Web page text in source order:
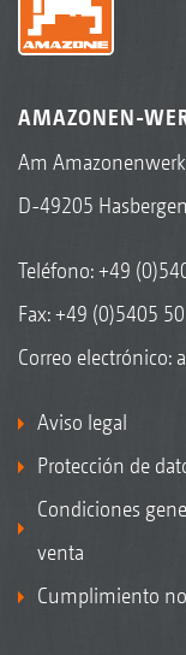
AMAZONEN-
Am
D-49205
Teléfono:+49
Fax: +49 (0)5405
Correo electrónico:
Aviso legal
Protección de
Condiciones
venta
Cumplimiento